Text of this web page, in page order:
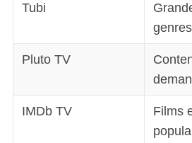
Tubi
genres
Pluto TV
IMDb TV
Films
S
r